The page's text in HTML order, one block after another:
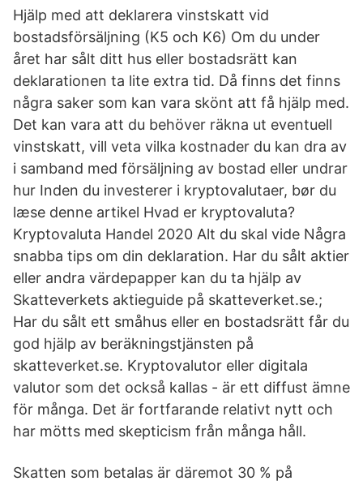
Hjälp med att deklarera vinstskatt vid
bostadsförsäljning (K5 och K6) Om du under
året har sålt ditt hus eller bostadsrätt kan
deklarationen ta lite extra tid. Då finns det finns
några saker som kan vara skönt att få hjälp med.
Det kan vara att du behöver räkna ut eventuell
vinstskatt, vill veta vilka kostnader du kan dra av
i samband med försäljning av bostad eller undrar
hur Inden du investerer i kryptovalutaer, bør du
læse denne artikel Hvad er kryptovaluta?
Kryptovaluta Handel 2020 Alt du skal vide Några
snabba tips om din deklaration. Har du sålt aktier
eller andra värdepapper kan du ta hjälp av
Skatteverkets aktieguide på skatteverket.se.;
Har du sålt ett småhus eller en bostadsrätt får du
god hjälp av beräkningstjänsten på
skatteverket.se. Kryptovalutor eller digitala
valutor som det också kallas - är ett diffust ämne
för många. Det är fortfarande relativt nytt och
har mötts med skepticism från många håll.
Skatten som betalas är däremot 30 % på